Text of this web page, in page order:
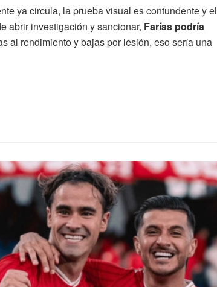
ya circula, la prueba visual es contundente y el
abrir investigación y sancionar, Farías podría
al rendimiento y bajas por lesión, eso sería una